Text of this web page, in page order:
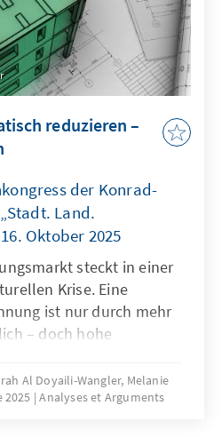
reduzieren –
der Konrad-
Land.
Oktober 2025
steckt in einer
Krise. Eine
ist nur durch mehr
– doch hohe
Bautätigkeit erheblich.
bedarf es einer
Al Doyaili-Wangler, Melanie
2025 Analyses et Arguments